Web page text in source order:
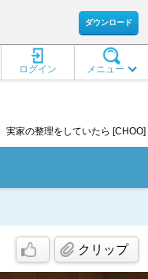
ダウンロード
メニュー
ログイン
実家の整理をしていたら [CHOO]
クリップ